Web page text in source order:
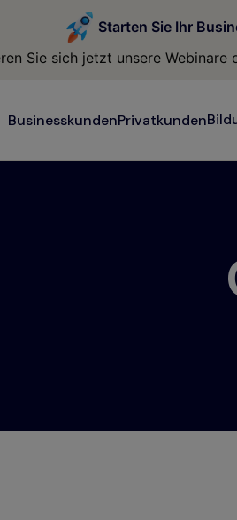
Starten Sie Ihr
Sie sich jetzt unsere
BusinesskundenPrivatkunden